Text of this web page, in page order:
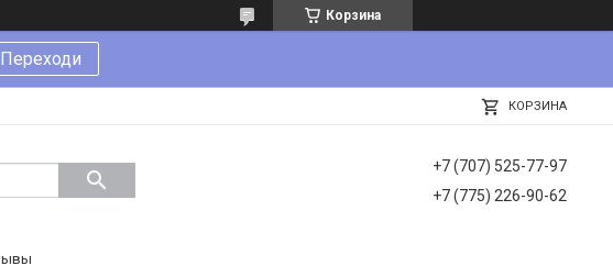
Корзина
Переходи
КОРЗИНА
+7 (707) 525-77-97
+7 (775) 226-90-62